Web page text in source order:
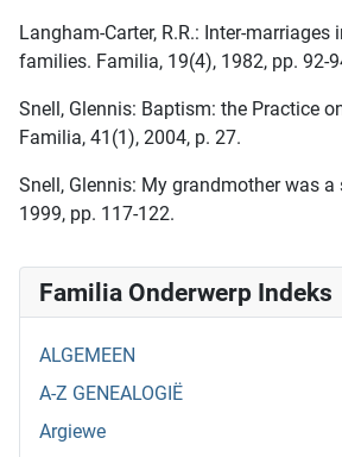
Familia Onderwerp Indeks
ALGEMEEN
A-Z GENEALOGIË
Argiewe
Langham-Carter, R.R.: Inter-marriages
families. Familia, 19(4), 1982, pp. 92-
Snell, Glennis: Baptism: the Practice
Familia, 41(1), 2004, p. 27.
Snell, Glennis: My grandmother was
1999, pp. 117-122.